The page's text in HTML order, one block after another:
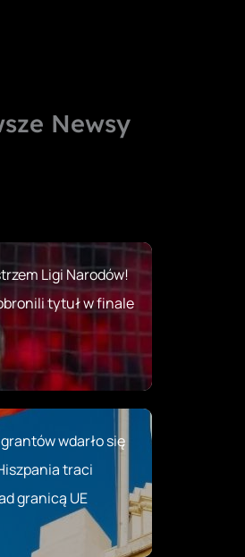
Newsy
Ligi Narodów!
tytuł w finale
wdarło się
traci
granicą UE